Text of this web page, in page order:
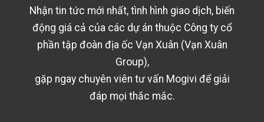
Nhận tin tức mới nhất, tình hình giao dịch, biến
động giá cả của các dự án thuộc Công ty cổ
phần tập đoàn địa ốc Vạn Xuân (Vạn Xuân
Group),
gặp ngay chuyên viên tư vấn Mogivi để giải
đáp mọi thắc mắc.